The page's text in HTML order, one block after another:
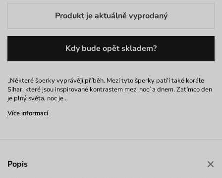
Produkt je aktuálně vyprodaný
Kdy bude opět skladem?
„Některé šperky vyprávějí příběh. Mezi tyto šperky patří také korále
Sihar, které jsou inspirované kontrastem mezi nocí a dnem. Zatímco den
je plný světa, noc je…
Více informací
Popis